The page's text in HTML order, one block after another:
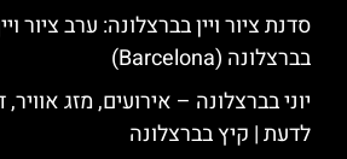
סדנת ציור ויין בברצלונה: ערב ציור
בברצלונה (Barcelona)
יוני בברצלונה – אירועים, מזג
לדעת | קיץ בברצלונה